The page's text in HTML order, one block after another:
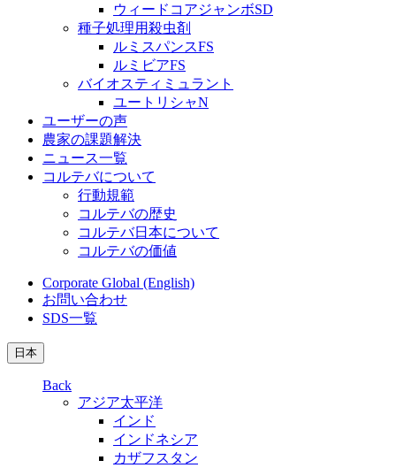
ウィードコアジャンボSD
種子処理用殺虫剤
ルミスパンスFS
ルミビアFS
バイオスティミュラント
ユートリシャN
ユーザーの声
農家の課題解決
ニュース一覧
コルテバについて
行動規範
コルテバの歴史
コルテバ日本について
コルテバの価値
Corporate Global (English)
お問い合わせ
SDS一覧
日本
Back
アジア太平洋
インド
インドネシア
カザフスタン